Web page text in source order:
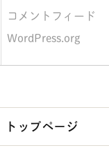
コメントフィード
WordPress.org
トップページ